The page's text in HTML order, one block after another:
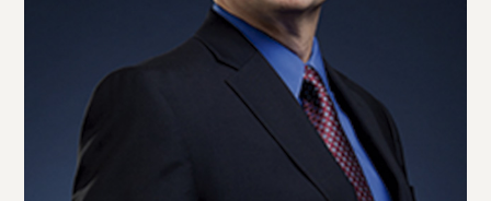
INGLÊS
VER PERFIL
Viaja
desde
ESTADOS UNIDOS
MICHIGAN